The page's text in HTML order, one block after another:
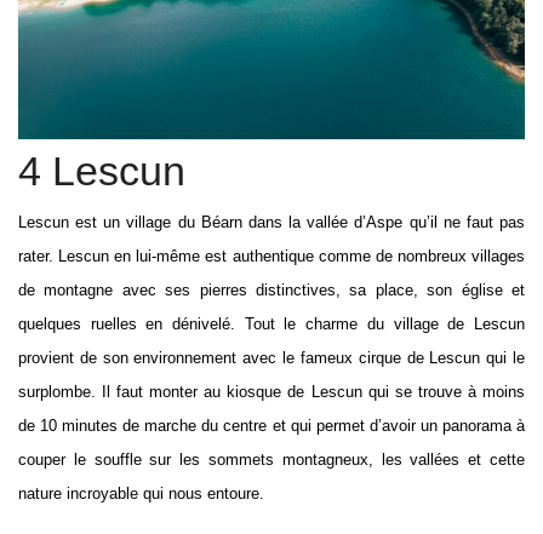
4 Lescun
Lescun est un village du Béarn dans la vallée d’Aspe qu’il ne faut pas
rater. Lescun en lui-même est authentique comme de nombreux villages
de montagne avec ses pierres distinctives, sa place, son église et
quelques ruelles en dénivelé. Tout le charme du village de Lescun
provient de son environnement avec le fameux cirque de Lescun qui le
surplombe. Il faut monter au kiosque de Lescun qui se trouve à moins
de 10 minutes de marche du centre et qui permet d’avoir un panorama à
couper le souffle sur les sommets montagneux, les vallées et cette
nature incroyable qui nous entoure.